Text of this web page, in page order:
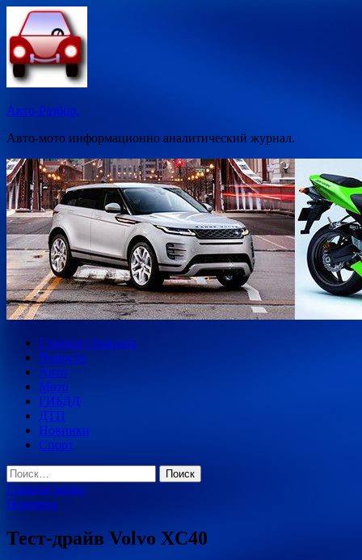
Перейти
содержимому
Авто-Разбор.
Авто-мото информационно аналитический журнал.
Главная страница
Новости
Авто
Мото
ГИБДД
ДТП
Новинки
Спорт
Найти:
Главное меню
Новинки
Тест-драйв Volvo XC40